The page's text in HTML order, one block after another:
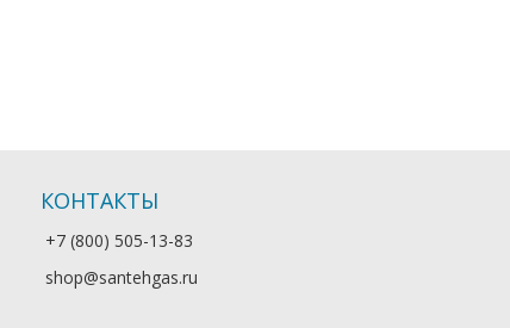
КОНТАКТЫ
+7 (800) 505-13-83
shop@santehgas.ru